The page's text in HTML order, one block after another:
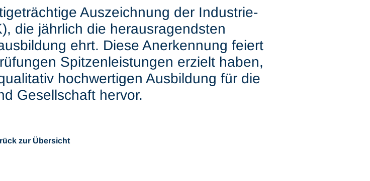
Auszeichnung der Industrie-
die jährlich die herausragendsten
ehrt. Diese Anerkennung feiert
Spitzenleistungen erzielt haben,
hochwertigen Ausbildung für die
Gesellschaft hervor.
zur Übersicht